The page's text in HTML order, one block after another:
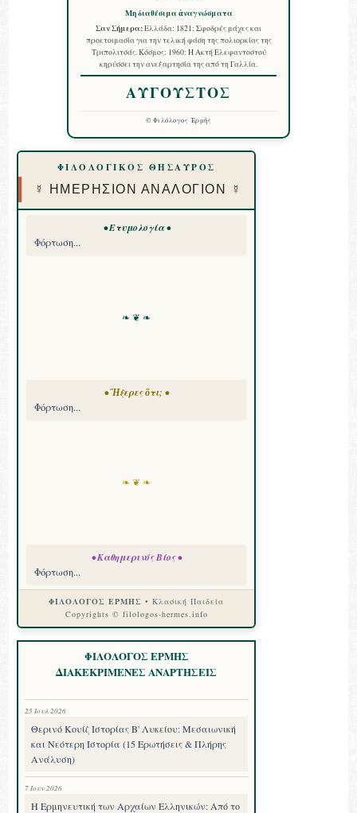
Μη διαθέσιμα ἀναγνώσματα
Σαν Σήμερα:Ελλάδα: 1821: Σφοδρές μάχες και
προετοιμασία για την τελική φάση της πολιορκίας της
Τριπολιτσάς. Κόσμος: 1960: Η Ακτή Ελεφαντοστού
κηρύσσει την ανεξαρτησία της από τη Γαλλία.
ΑΥΓΟΥΣΤΟΣ
© Φιλόλογος Ἑρμῆς
ΦΙΛΟΛΟΓΙΚΟΣ ΘΗΣΑΥΡΟΣ
☿ ΗΜΕΡΗΣΙΟΝ ΑΝΑΛΟΓΙΟΝ ☿
• Ετυμολογία •
Φόρτωση...
❧ ❦ ❧
• Ἤξερες ὅτι; •
Φόρτωση...
❧ ❦ ❧
• Καθημερινός Βίος •
Φόρτωση...
ΦΙΛΟΛΟΓΟΣ ΕΡΜΗΣ • Κλασική Παιδεία
Copyrights © filologos-hermes.info
ΦΙΛΟΛΟΓΟΣ ΕΡΜΗΣ
ΔΙΑΚΕΚΡΙΜΕΝΕΣ ΑΝΑΡΤΗΣΕΙΣ
25 Ιουλ 2026
Θερινό Κουίζ Ιστορίας Β' Λυκείου: Μεσαιωνική
και Νεότερη Ιστορία (15 Ερωτήσεις & Πλήρης
Ανάλυση)
7 Ιουν 2026
Η Ερμηνευτική των Αρχαίων Ελληνικών: Από το